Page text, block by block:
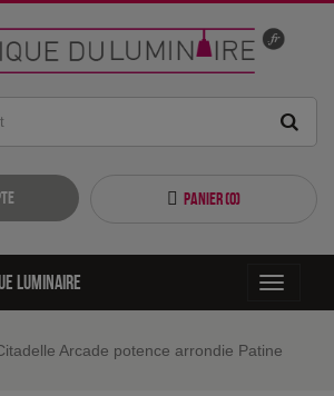
Panier (0)
Toggle
luminaire
Arcade potence arrondie Patine